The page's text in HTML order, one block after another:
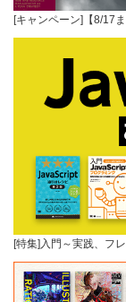
[キャンペーン]【8/17
[特集]入門～実践、フ